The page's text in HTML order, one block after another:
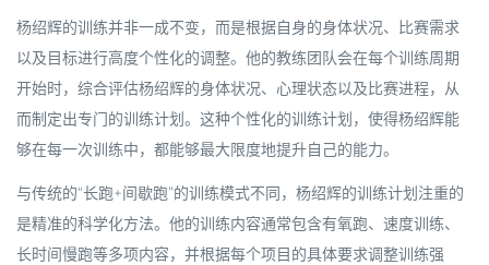
杨绍辉的训练并非一成不变，而是根据自身的身体状况、比赛需求
以及目标进行高度个性化的调整。他的教练团队会在每个训练周期
开始时，综合评估杨绍辉的身体状况、心理状态以及比赛进程，从
而制定出专门的训练计划。这种个性化的训练计划，使得杨绍辉能
够在每一次训练中，都能够最大限度地提升自己的能力。
与传统的“长跑+间歇跑”的训练模式不同，杨绍辉的训练计划注重的
是精准的科学化方法。他的训练内容通常包含有氧跑、速度训练、
长时间慢跑等多项内容，并根据每个项目的具体要求调整训练强